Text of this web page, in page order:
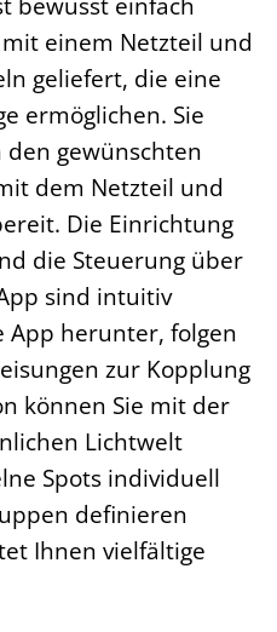
einem Netzteil und
geliefert, die eine
ermöglichen. Sie
gewünschten
dem Netzteil und
Die Einrichtung
die Steuerung über
sind intuitiv
App herunter, folgen
zur Kopplung
können Sie mit der
Lichtwelt
Spots individuell
definieren
Ihnen vielfältige